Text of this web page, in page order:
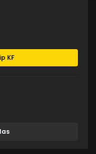
KF